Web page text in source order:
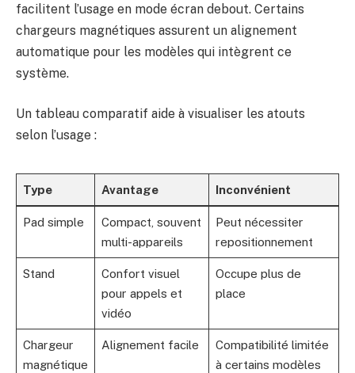
facilitent l’usage en mode écran debout. Certains
chargeurs magnétiques assurent un alignement
automatique pour les modèles qui intègrent ce
système.
Un tableau comparatif aide à visualiser les atouts
selon l’usage :
Type Avantage Inconvénient
Pad simple
Compact, souvent
multi-appareils
Peut nécessiter
repositionnement
Stand
Confort visuel
pour appels et
vidéo
Occupe plus de
place
Chargeur
magnétique
Alignement facile
Compatibilité limitée
à certains modèles